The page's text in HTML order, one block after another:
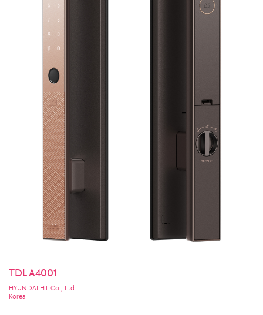
TDL A4001
HYUNDAI HT Co., Ltd.
Korea